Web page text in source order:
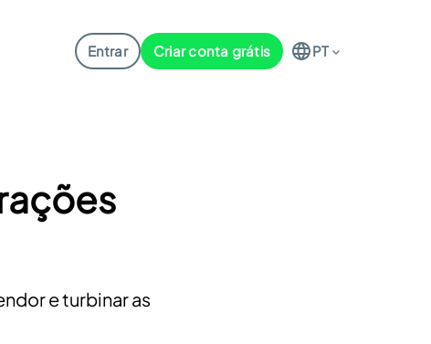
Entrar Criar conta grátis PT
e turbinar as